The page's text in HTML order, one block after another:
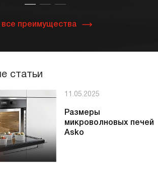
преимущества
статьи
11.05.2025
Размеры
микроволновых печей
Asko